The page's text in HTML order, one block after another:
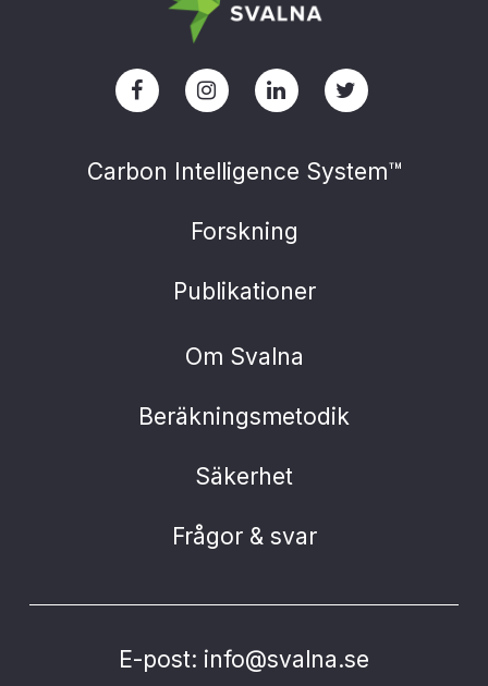
Carbon Intelligence System™
Forskning
Publikationer
Om Svalna
Beräkningsmetodik
Säkerhet
Frågor & svar
E-post: info@svalna.se